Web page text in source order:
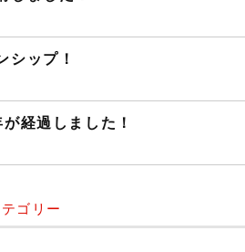
シップ！
経過しました！
ゴリー